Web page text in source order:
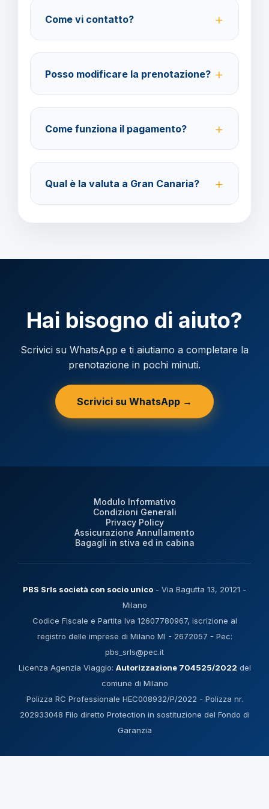
consigliate per coprire spese mediche e
cancellazione viaggio.
Come vi contatto?
amministrazione@barbaviaggi.it, o tramite il sito
barbaviaggi.it.
Posso modificare la prenotazione?
prima della partenza con un costo di 70 euro a
modifica.
Come funziona il pagamento?
Acconto del 40% alla prenotazione, saldo 30 giorni
prima della partenza.
Qual è la valuta a Gran Canaria?
Hai bisogno di aiuto?
Scrivici su WhatsApp e ti aiutiamo a completare la
prenotazione in pochi minuti.
Scrivici su WhatsApp →
Modulo Informativo
Condizioni Generali
Privacy Policy
Assicurazione Annullamento
Bagagli in stiva ed in cabina
PBS Srls società con socio unico - Via Bagutta 13, 20121 -
Milano
Codice Fiscale e Partita Iva 12607780967, iscrizione al
registro delle imprese di Milano MI - 2672057 - Pec:
pbs_srls@pec.it
Licenza Agenzia Viaggio: Autorizzazione 704525/2022 del
comune di Milano
Polizza RC Professionale HEC008932/P/2022 - Polizza nr.
202933048 Filo diretto Protection in sostituzione del Fondo di
Garanzia